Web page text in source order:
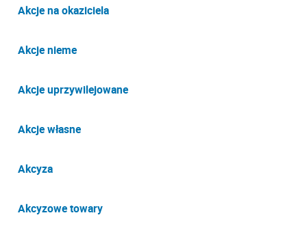
Akcje na okaziciela
Akcje nieme
Akcje uprzywilejowane
Akcje własne
Akcyza
Akcyzowe towary